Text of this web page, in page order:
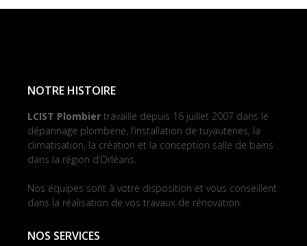
NOTRE HISTOIRE
LCIST Plombier travaille depuis 16 juillet 2007 dans le
dépannage plomberie, l’installation de tuyauteries, la
climatisation, la création et la conception salle de bains
dans la région d’Orléans.
Nos équipes sont à votre disposition et vous conseillent
dans la réalisation de vos travaux de rénovation.
NOS SERVICES